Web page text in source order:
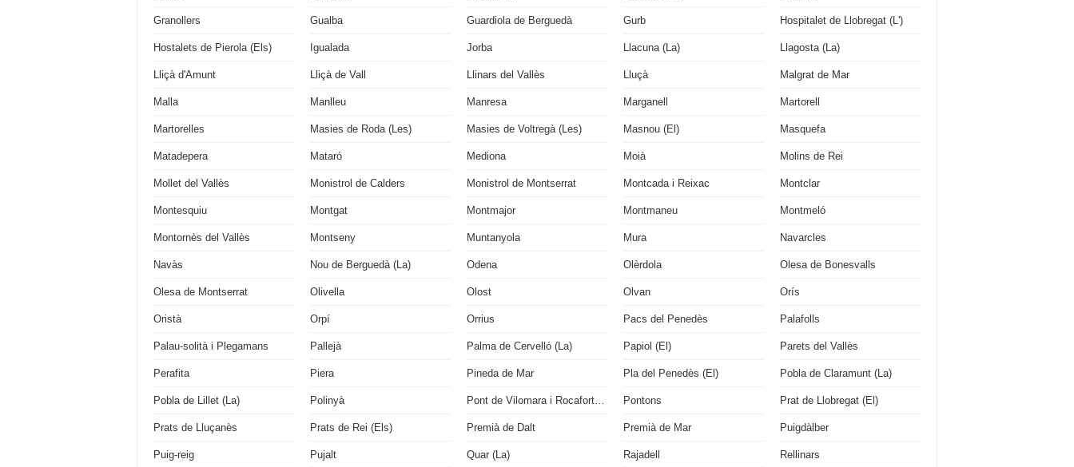
Granollers Gualba Guardiola de Berguedà Gurb Hospitalet de Llobregat (L')
Hostalets de Pierola (Els) Igualada Jorba Llacuna (La) Llagosta (La)
Lliçà d'Amunt Lliçà de Vall Llinars del Vallès Lluçà Malgrat de Mar
Malla Manlleu Manresa Marganell Martorell
Martorelles Masies de Roda (Les) Masies de Voltregà (Les) Masnou (El) Masquefa
Matadepera Mataró Mediona Moià Molins de Rei
Mollet del Vallès Monistrol de Calders Monistrol de Montserrat Montcada i Reixac Montclar
Montesquiu Montgat Montmajor Montmaneu Montmeló
Montornès del Vallès Montseny Muntanyola Mura Navarcles
Navàs Nou de Berguedà (La) Odena Olèrdola Olesa de Bonesvalls
Olesa de Montserrat Olivella Olost Olvan Orís
Oristà Orpí Orrius Pacs del Penedès Palafolls
Palau-solità i Plegamans Pallejà Palma de Cervelló (La) Papiol (El) Parets del Vallès
Perafita Piera Pineda de Mar Pla del Penedès (El) Pobla de Claramunt (La)
Pobla de Lillet (La) Polinyà Pont de Vilomara i Rocafort (El) Pontons Prat de Llobregat (El)
Prats de Lluçanès Prats de Rei (Els) Premià de Dalt Premià de Mar Puigdàlber
Puig-reig Pujalt Quar (La) Rajadell Rellinars